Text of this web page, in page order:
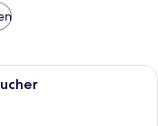
mit Bett,